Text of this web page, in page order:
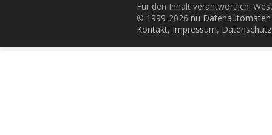
Für den Inhalt verantwortlich:
© 1999-2026 nu
Kontakt, Impressum, Datenschutz